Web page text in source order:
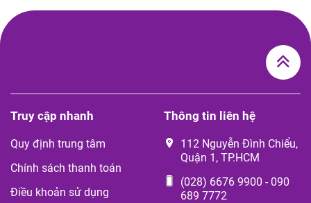
Truy cập nhanh
Quy định trung tâm
Chính sách thanh toán
Điều khoản sử dụng
Thông tin liên hệ
112 Nguyễn Đình Chiểu,
Quận 1, TP.HCM
(028) 6676 9900 - 090
689 7772